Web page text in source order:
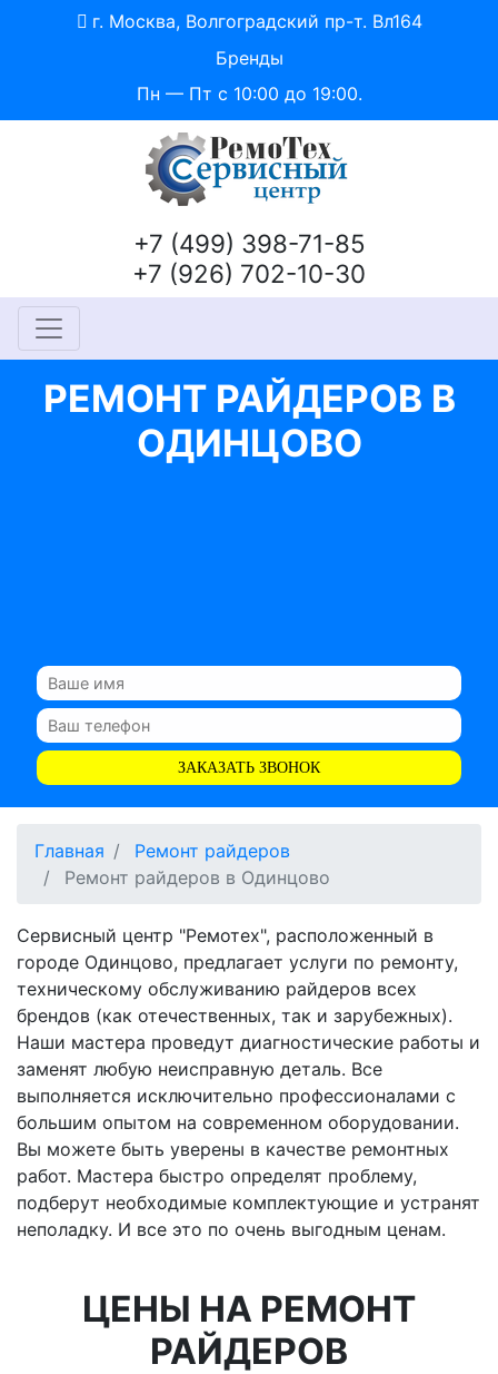
г. Москва, Волгоградский пр-т. Вл164
Бренды
Пн — Пт с 10:00 до 19:00.
+7 (499) 398-71-85
+7 (926) 702-10-30
РЕМОНТ РАЙДЕРОВ В
ОДИНЦОВО
ЗАКАЗАТЬ ЗВОНОК
Главная
Ремонт райдеров
Ремонт райдеров в Одинцово
Сервисный центр "Ремотех", расположенный в
городе Одинцово, предлагает услуги по ремонту,
техническому обслуживанию райдеров всех
брендов (как отечественных, так и зарубежных).
Наши мастера проведут диагностические работы и
заменят любую неисправную деталь. Все
выполняется исключительно профессионалами с
большим опытом на современном оборудовании.
Вы можете быть уверены в качестве ремонтных
работ. Мастера быстро определят проблему,
подберут необходимые комплектующие и устранят
неполадку. И все это по очень выгодным ценам.
ЦЕНЫ НА РЕМОНТ
РАЙДЕРОВ